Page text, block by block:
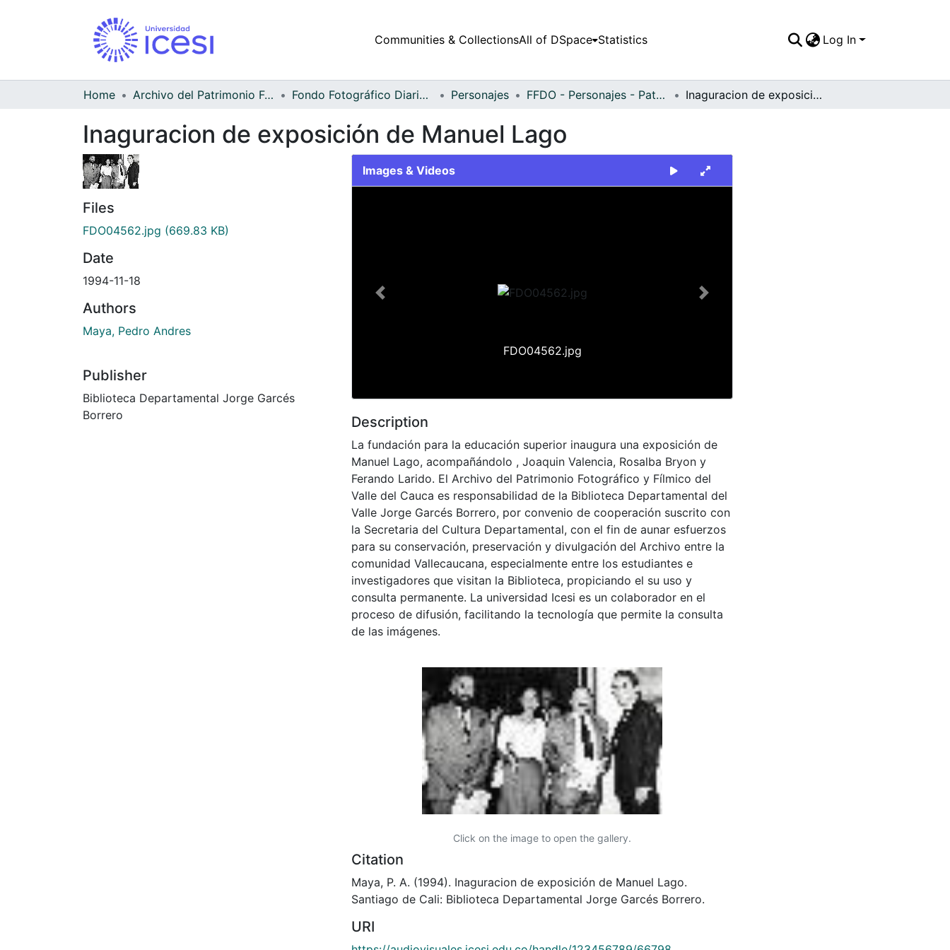
Communities & CollectionsAll of DSpace Statistics Log In
Home Archivo del Patrimonio Fotográfico y Fílmico del Valle del Cauca Fondo Fotográfico Diario Occidente Personajes FFDO - Personajes - Patrimonial Inaguracion de exposición de Manuel Lago
Inaguracion de exposición de Manuel Lago
Files
FDO04562.jpg (669.83 KB)
Date
1994-11-18
Authors
Maya, Pedro Andres
Publisher
Biblioteca Departamental Jorge Garcés
Borrero
Images & Videos
FDO04562.jpg
Previous Next
Description
La fundación para la educación superior inaugura una exposición de
Manuel Lago, acompañándolo , Joaquin Valencia, Rosalba Bryon y
Ferando Larido. El Archivo del Patrimonio Fotográfico y Fílmico del
Valle del Cauca es responsabilidad de la Biblioteca Departamental del
Valle Jorge Garcés Borrero, por convenio de cooperación suscrito con
la Secretaria del Cultura Departamental, con el fin de aunar esfuerzos
para su conservación, preservación y divulgación del Archivo entre la
comunidad Vallecaucana, especialmente entre los estudiantes e
investigadores que visitan la Biblioteca, propiciando el su uso y
consulta permanente. La universidad Icesi es un colaborador en el
proceso de difusión, facilitando la tecnología que permite la consulta
de las imágenes.
Click on the image to open the gallery.
Citation
Maya, P. A. (1994). Inaguracion de exposición de Manuel Lago.
Santiago de Cali: Biblioteca Departamental Jorge Garcés Borrero.
URI